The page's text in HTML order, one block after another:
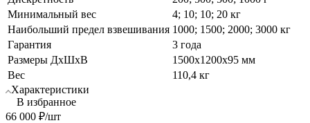
Минимальный вес
4; 10; 10; 20 кг
Наибольший предел взвешивания 1000; 1500; 2000; 3000 кг
Гарантия
3 года
Размеры ДхШхВ
1500х1200х95 мм
Вес
110,4 кг
Характеристики
В избранное
66 000 ₽/шт